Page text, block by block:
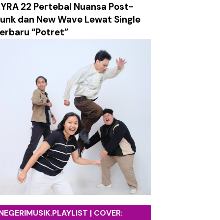
dan Ledakan Emosi dalam Balutan Alt/Pop-Punk
Mensyukuri Proses Kehidupan
yang Hangat dan Sarat Harapan
Labirin Emosi yang Penuh Luka
Absurditas Realitas Modern
Surely Dies”
Utama Album Terbaru
22 Pertebal Nuansa Post-
dan New Wave Lewat Single
“Potret”
| COVER: